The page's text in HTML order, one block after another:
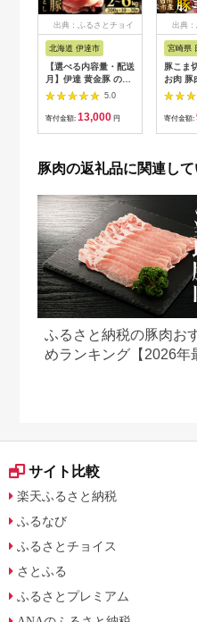
出典：ふるさとチョイ
北海道 伊達市
【選べる内容量・配送
月】伊達 黄金豚 のジ
ューシーな 切り落と
豚 豚肉 ぶた肉 小間切
5.0
寄付金額: 13,000 円
出典
宮崎県
豚こま
お肉 豚
こま ポ
イス 切
弁当 お
い 記念
すめ お
送料無
寄付金額:
豚肉の返礼品に関連し
ふるさと納税の豚肉お
めランキング【2026年
サイト比較
楽天ふるさと納税
ふるなび
ふるさとチョイス
さとふる
ふるさとプレミアム